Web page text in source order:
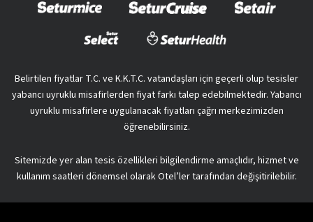
Belirtilen fiyatlar T.C. ve K.K.T.C. vatandaşları için geçerli olup tesisler
yabancı uyruklu misafirlerden fiyat farkı talep edebilmektedir. Yabancı
uyruklu misafirlere uygulanacak fiyatları çağrı merkezimizden
öğrenebilirsiniz.
Sitemizde yer alan tesis özellikleri bilgilendirme amaçlıdır, hizmet ve
kullanım saatleri dönemsel olarak Otel’ler tarafından değişitirilebilir.